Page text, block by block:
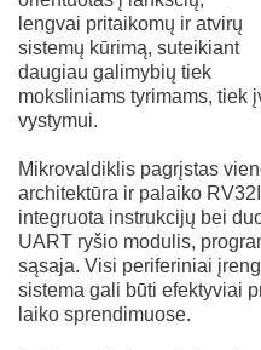
lengvai pritaikomų ir atvirų
sistemų kūrimą, suteikiant
daugiau galimybių tiek
moksliniams tyrimams, tiek
vystymui.
Mikrovaldiklis pagrįstas
architektūra ir palaiko
integruota instrukcijų bei
UART ryšio modulis,
sąsaja. Visi periferiniai
sistema gali būti efektyviai
laiko sprendimuose.